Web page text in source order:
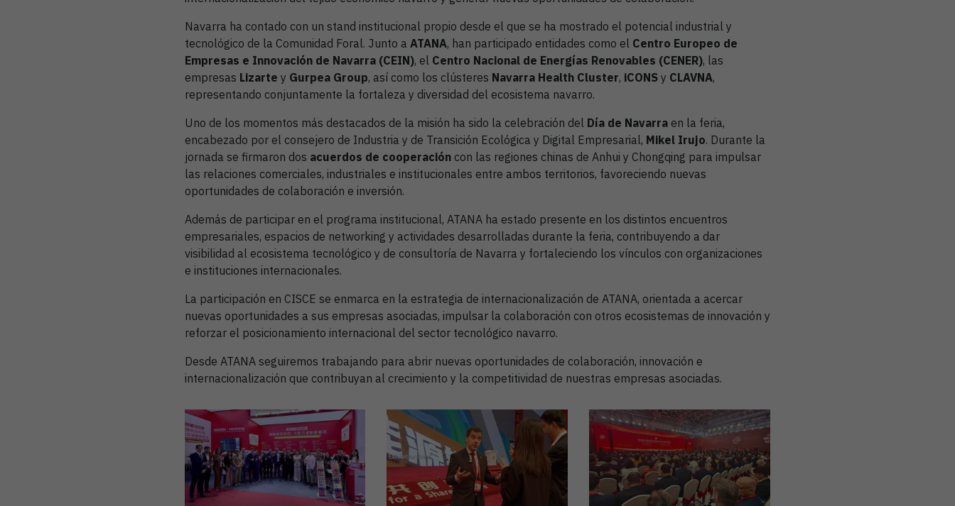
Navarra ha contado con un stand institucional propio desde el que se ha mostrado el potencial industrial y
tecnológico de la Comunidad Foral. Junto a ATANA, han participado entidades como el Centro Europeo de
Empresas e Innovación de Navarra (CEIN), el Centro Nacional de Energías Renovables (CENER), las
empresas Lizarte y Gurpea Group, así como los clústeres Navarra Health Cluster, iCONSy CLAVNA,
representando conjuntamente la fortaleza y diversidad del ecosistema navarro.
Uno de los momentos más destacados de la misión ha sido la celebración del Día de Navarraen la feria,
encabezado por el consejero de Industria y de Transición Ecológica y Digital Empresarial, Mikel Irujo. Durante la
jornada se firmaron dos acuerdos de cooperacióncon las regiones chinas de Anhui y Chongqing para impulsar
las relaciones comerciales, industriales e institucionales entre ambos territorios, favoreciendo nuevas
oportunidades de colaboración e inversión.
Además de participar en el programa institucional, ATANA ha estado presente en los distintos encuentros
empresariales, espacios de networking y actividades desarrolladas durante la feria, contribuyendo a dar
visibilidad al ecosistema tecnológico y de consultoría de Navarra y fortaleciendo los vínculos con organizaciones
e instituciones internacionales.
La participación en CISCE se enmarca en la estrategia de internacionalización de ATANA, orientada a acercar
nuevas oportunidades a sus empresas asociadas, impulsar la colaboración con otros ecosistemas de innovación y
reforzar el posicionamiento internacional del sector tecnológico navarro.
Desde ATANA seguiremos trabajando para abrir nuevas oportunidades de colaboración, innovación e
internacionalización que contribuyan al crecimiento y la competitividad de nuestras empresas asociadas.